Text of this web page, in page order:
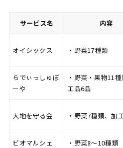
サービス名 内容
オイシックス ・野菜17種類
らでぃっしゅぼ
ーや
・野菜・果物11
工品6品
大地を守る会 ・野菜7種類、加
ビオマルシェ ・野菜8〜10種類